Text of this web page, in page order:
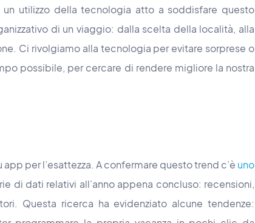
utilizzo della tecnologia atto a soddisfare questo
di un viaggio: dalla scelta della località, alla
Ci rivolgiamo alla tecnologia per evitare sorprese o
possibile, per cercare di rendere migliore la nostra
per l’esattezza. A confermare questo trend c’è uno
di dati relativi all’anno appena concluso: recensioni,
Questa ricerca ha evidenziato alcune tendenze: